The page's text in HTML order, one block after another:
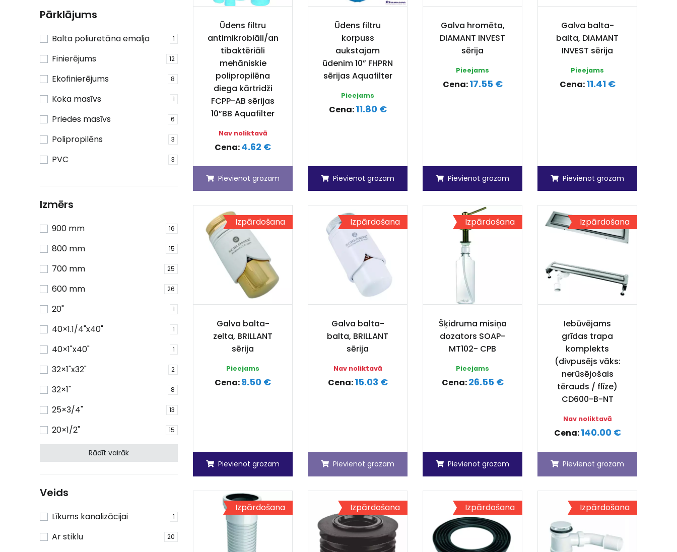
Pārklājums
Balta poliuretāna emalja 1
Finierējums 12
Ekofinierējums 8
Koka masīvs 1
Priedes masīvs 6
Polipropilēns 3
PVC 3
Izmērs
900 mm 16
800 mm 15
700 mm 25
600 mm 26
20" 1
40×1.1/4"x40" 1
40×1"x40" 1
32×1"x32" 2
32×1" 8
25×3/4" 13
20×1/2" 15
Rādīt vairāk
Veids
Līkums kanalizācijai 1
Ar stiklu 20
Ūdens filtru
antimikrobiāli/an
tibaktēriāli
mehāniskie
polipropilēna
diega kārtridži
FCPP-AB sērijas
10”BB Aquafilter
Nav noliktavā
Cena:4.62 €
Pievienot grozam
Ūdens filtru
korpuss
aukstajam
ūdenim 10” FHPRN
sērijas Aquafilter
Pieejams
Cena:11.80 €
Pievienot grozam
Galva hromēta,
DIAMANT INVEST
sērija
Pieejams
Cena:17.55 €
Pievienot grozam
Galva balta-
balta, DIAMANT
INVEST sērija
Pieejams
Cena:11.41 €
Pievienot grozam
Izpārdošana
Galva balta-
zelta, BRILLANT
sērija
Pieejams
Cena:9.50 €
Pievienot grozam
Izpārdošana
Galva balta-
balta, BRILLANT
sērija
Nav noliktavā
Cena:15.03 €
Pievienot grozam
Izpārdošana
Šķidruma misiņa
dozators SOAP-
MT102- CPB
Pieejams
Cena:26.55 €
Pievienot grozam
Izpārdošana
Iebūvējams
grīdas trapa
komplekts
(divpusējs vāks:
nerūsējošais
tērauds / flīze)
CD600-B-NT
Nav noliktavā
Cena:140.00 €
Pievienot grozam
Izpārdošana Izpārdošana Izpārdošana Izpārdošana